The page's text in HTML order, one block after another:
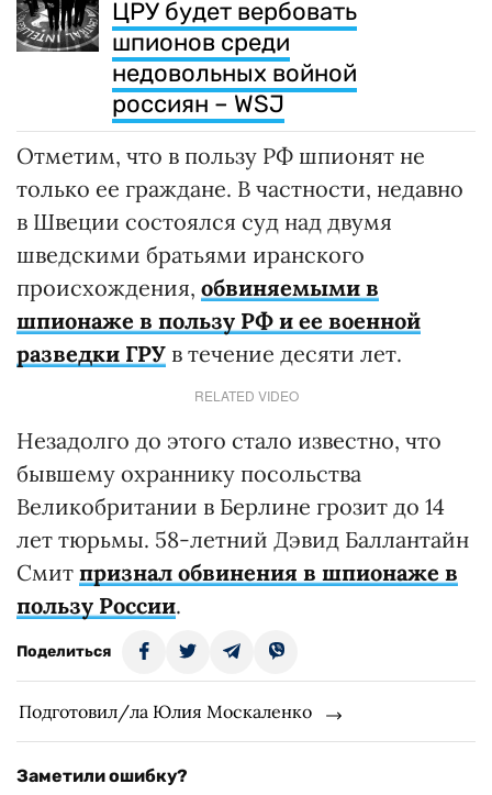
ЦРУ будет вербовать
шпионов среди
недовольных войной
россиян – WSJ
Отметим, что в пользу РФ шпионят не
только ее граждане. В частности, недавно
в Швеции состоялся суд над двумя
шведскими братьями иранского
происхождения, обвиняемыми в
шпионаже в пользу РФ и ее военной
разведки ГРУ в течение десяти лет.
RELATED VIDEO
Незадолго до этого стало известно, что
бывшему охраннику посольства
Великобритании в Берлине грозит до 14
лет тюрьмы. 58-летний Дэвид Баллантайн
Смит признал обвинения в шпионаже в
пользу России.
Поделиться
Подготовил/ла Юлия Москаленко
Заметили ошибку?